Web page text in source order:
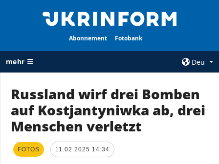
Abonnement Fotobank
mehr ☰
Deu
ALLE
RUBRIKEN
Krieg
Wiederaufbau
AGENTUR
Über uns
Russland wirf drei Bomben
auf Kostjantyniwka ab, drei
Menschen verletzt
FOTOS 11.02.2025 14:34